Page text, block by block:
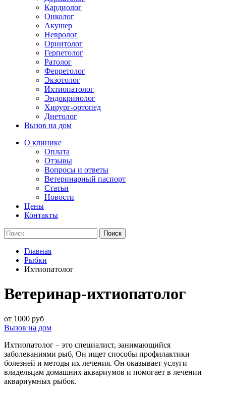
Кардиолог
Онколог
Акушер
Невролог
Орнитолог
Герпетолог
Ратолог
Ферретолог
Экзотолог
Ихтиопатолог
Эндокринолог
Хирург-ортопед
Диетолог
Вызов на дом
О клинике
Оплата
Отзывы
Вопросы и ответы
Ветеринарный паспорт
Статьи
Новости
Цены
Контакты
Главная
Рыбки
Ихтиопатолог
Ветеринар-ихтиопатолог
от 1000 руб
Вызов на дом
Ихтиопатолог – это специалист, занимающийся
заболеваниями рыб, Он ищет способы профилактики
болезней и методы их лечения. Он оказывает услуги
владельцам домашних аквариумов и помогает в лечении
аквариумных рыбок.